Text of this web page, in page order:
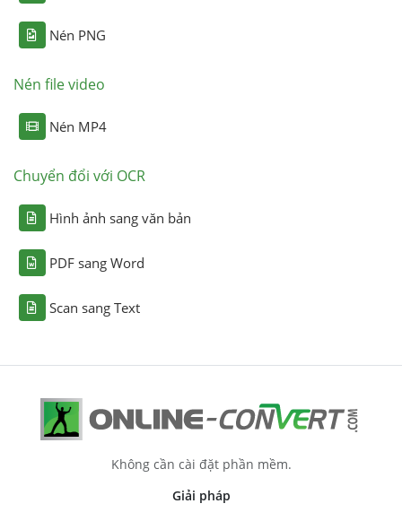
Nén PNG
Nén file video
Nén MP4
Chuyển đổi với OCR
Hình ảnh sang văn bản
PDF sang Word
Scan sang Text
Không cần cài đặt phần mềm.
Giải pháp